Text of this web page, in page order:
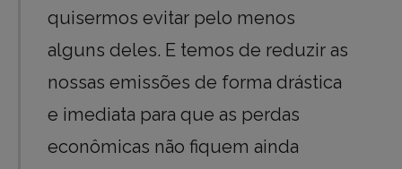
quisermos evitar pelo menos
alguns deles. E temos de reduzir as
nossas emissões de forma drástica
e imediata para que as perdas
econômicas não fiquem ainda